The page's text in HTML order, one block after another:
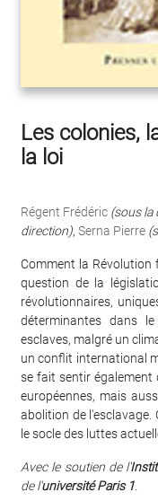
Les colonies,
la loi
Régent Frédéric (sous la
direction), Serna Pierre
Comment la Révolution
question de la
révolutionnaires,
déterminantes dans
esclaves, malgré un
un conflit international
se fait sentir également
européennes, mais
abolition de l'esclavage.
le socle des luttes
Avec le soutien de l'
de l'université Paris 1.